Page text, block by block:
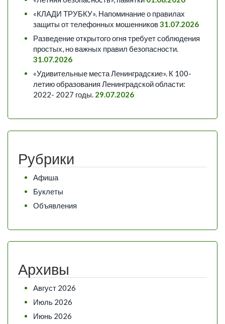
«КЛАДИ ТРУБКУ». Напоминание о правилах
защиты от телефонных мошенников31.07.2026
Разведение открытого огня требует соблюдения
простых, но важных правил безопасности.
31.07.2026
«Удивительные места Ленинградские». К 100-
летию образования Ленинградской области:
2022- 2027 годы. 29.07.2026
Рубрики
Афиша
Буклеты
Объявления
Архивы
Август 2026
Июль 2026
Июнь 2026